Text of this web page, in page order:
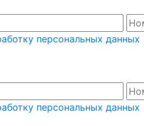
персональных данных
персональных данных